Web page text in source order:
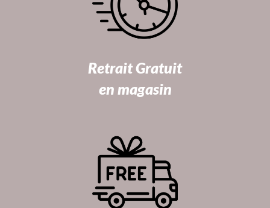
Retrait Gratuit
en magasin